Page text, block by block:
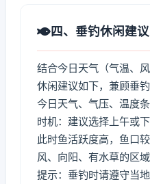
四、垂钓休闲建议
结合今日天气（气温、
休闲建议如下，兼顾垂钓
今日天气、气压、温度
时机：建议选择上午或
此时鱼活跃度高，鱼口
风、向阳、有水草的区
提示：垂钓时请遵守当